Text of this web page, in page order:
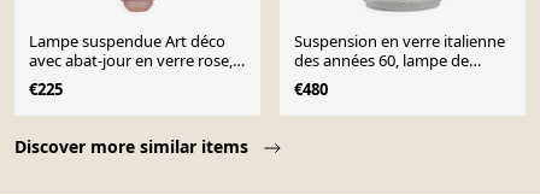
Discover more similar items
Lampe suspendue Art déco
avec abat-jour en verre rose,
années 1930
€225
Suspension en verre italienne
des années 60, lampe de
plafond en chrome.
€480